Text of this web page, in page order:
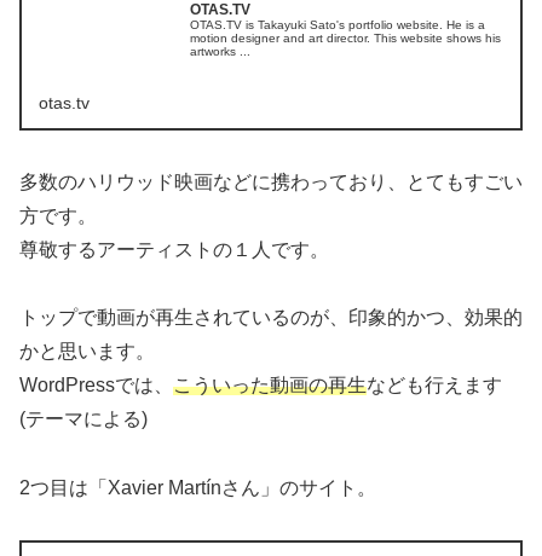
OTAS.TV
OTAS.TV is Takayuki Sato's portfolio website. He is a
motion designer and art director. This website shows his
artworks ...
otas.tv
多数のハリウッド映画などに携わっており、とてもすごい
方です。
尊敬するアーティストの１人です。
トップで動画が再生されているのが、印象的かつ、効果的
かと思います。
WordPressでは、 こういった動画の再生なども行えます
(テーマによる)
2つ目は「Xavier Martínさん」のサイト。